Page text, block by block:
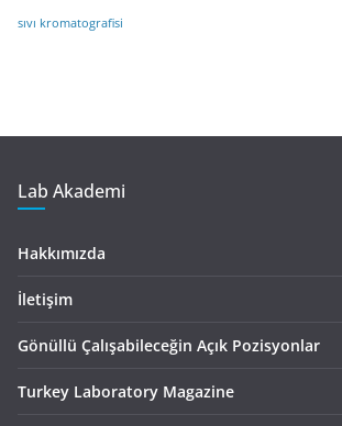
sıvı kromatografisi
Lab Akademi
Hakkımızda
İletişim
Gönüllü Çalışabileceğin Açık Pozisyonlar
Turkey Laboratory Magazine